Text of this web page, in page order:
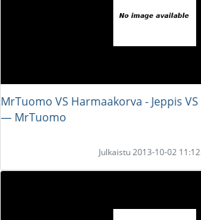
MrTuomo VS Harmaakorva - Jeppis VS
― MrTuomo
Julkaistu 2013-10-02